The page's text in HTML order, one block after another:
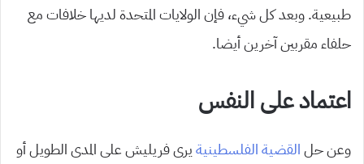
طبيعية. وبعد كل شيء، فإن الولايات المتحدة لديها خلافات مع
حلفاء مقربين آخرين أيضا.
اعتماد على النفس
وعن حلالقضية الفلسطينيةيرى فريليش على المدى الطويل أو